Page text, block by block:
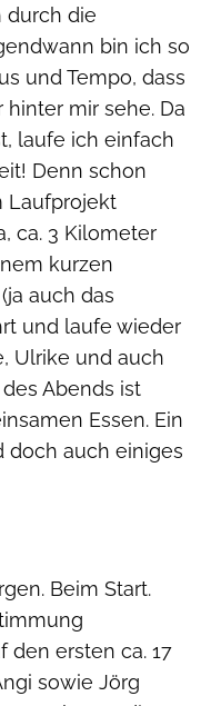
durch die
bin ich so
und Tempo, dass
mir sehe. Da
laufe ich einfach
Denn schon
Laufprojekt
ca. 3 Kilometer
kurzen
auch das
und laufe wieder
Ulrike und auch
Abends ist
Essen. Ein
doch auch einiges
Beim Start.
den ersten ca. 17
sowie Jörg